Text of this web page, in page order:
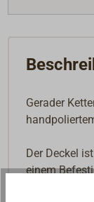
Gerader
Der Deckel
einem